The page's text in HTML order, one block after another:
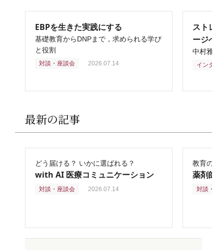
EBPを生きた実践にする
基礎教育からDNPまで，求められる学び
と役割
対談・座談会 2026.07.14
ストレ
ージへ
中村雅俊
インタビ
最新の記事
どう届ける？ いかに選ばれる？
with AI 医療コミュニケーション
対談・座談会 2026.07.14
教育の再
薬剤師
対談・座